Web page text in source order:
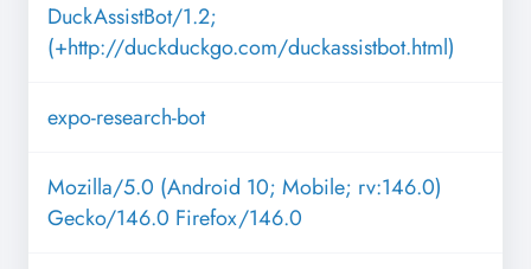
DuckAssistBot/1.2;
(+http://duckduckgo.com/duckassistbot.html)
expo-research-bot
Mozilla/5.0 (Android 10; Mobile; rv:146.0)
Gecko/146.0 Firefox/146.0